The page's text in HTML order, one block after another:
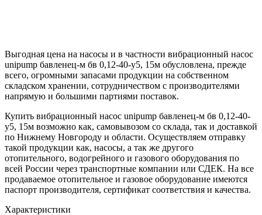
Выгодная цена на насосы и в частности вибрационный насос
unipump бавленец-м бв 0,12-40-у5, 15м обусловлена, прежде
всего, огромными запасами продукции на собственном
складском хранении, сотрудничеством с производителями
напрямую и большими партиями поставок.
Купить вибрационный насос unipump бавленец-м бв 0,12-40-
у5, 15м возможно как, самовывозом со склада, так и доставкой
по Нижнему Новгороду и области. Осуществляем отправку
такой продукции как, насосы, а так же другого
отопительного, водогрейного и газового оборудования по
всей России через транспортные компании или СДЕК. На все
продаваемое отопительное и газовое оборудование имеются
паспорт производителя, сертификат соответствия и качества.
Характеристики